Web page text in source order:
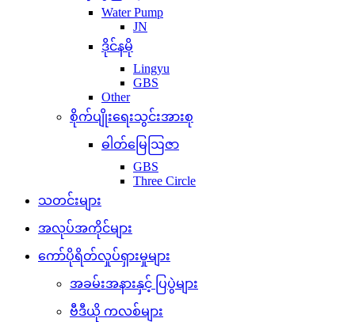
Water Pump
JN
ဒိုင်နမို
Lingyu
GBS
Other
စိုက်ပျိုးရေးသွင်းအားစု
ဓါတ်မြေဩဇာ
GBS
Three Circle
သတင်းများ
အလုပ်အကိုင်များ
ကော်ပိုရိတ်လှုပ်ရှားမှုများ
အခမ်းအနားနှင့် ပြပွဲများ
ဗီဒီယို ကလစ်များ